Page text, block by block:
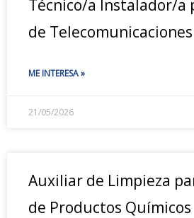
Técnico/a Instalador/a
de
ME INTERESA »
21/05/2026
Auxiliar de Limpieza
de Productos Químicos